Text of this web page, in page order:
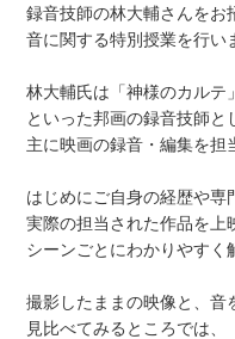
録音技師の林大輔さんをお
音に関する特別授業を行い
林大輔氏は「神様のカルテ
といった邦画の録音技師と
主に映画の録音・編集を担
はじめにご自身の経歴や専
実際の担当された作品を上
シーンごとにわかりやすく
撮影したままの映像と、音
見比べてみるところでは、